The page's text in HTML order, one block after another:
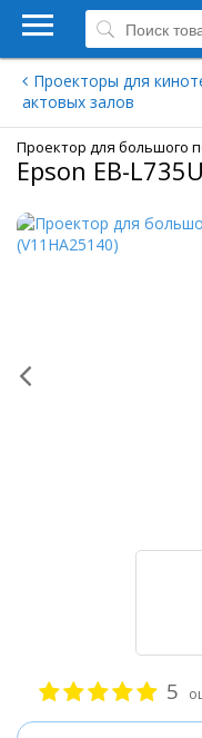
Проекторы для
актовых залов
Проектор для большого
Epson EB-
5